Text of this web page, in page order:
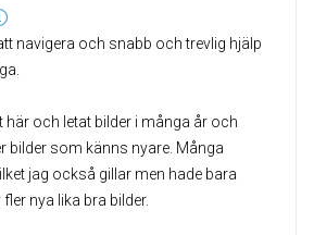
navigera och snabb och trevlig hjälp
här och letat bilder i många år och
bilder som känns nyare. Många
jag också gillar men hade bara
nya lika bra bilder.